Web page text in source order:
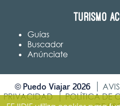
Turismo
Guías
Buscador
Anúnciate
© Puedo Viajar 2026
PRIVACIDAD
POLÍTICA DE